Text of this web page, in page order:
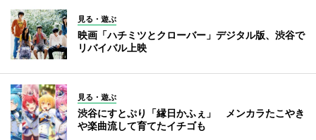
見る・遊ぶ
映画「ハチミツとクローバー」デジタル版、渋谷で
リバイバル上映
見る・遊ぶ
渋谷にすとぷり「縁日かふぇ」 メンカラたこやき
や楽曲流して育てたイチゴも